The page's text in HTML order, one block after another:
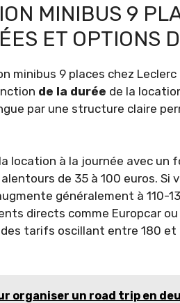
MINIBUS 9
ET OPTIONS
minibus 9 places chez
de la durée de la
par une structure claire
location à la journée avec
de 35 à 100 euros.
généralement à 110-
directs comme Europcar
tarifs oscillant entre 180
organiser un road trip en